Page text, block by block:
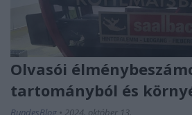
Olvasói
tartományból és
BundesBlog • 2024. október 13.